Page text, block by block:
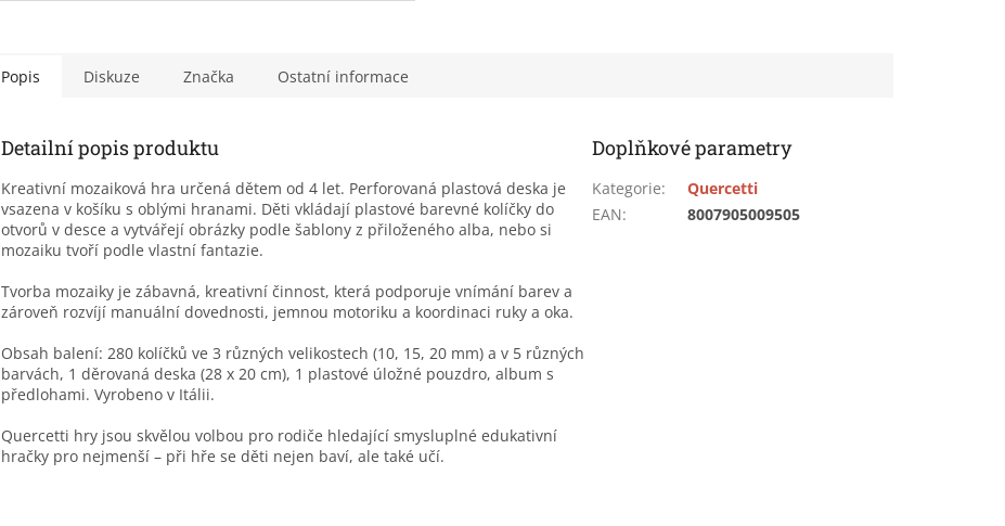
Popis Diskuze Značka Ostatní informace
Detailní popis produktu
Kreativní mozaiková hra určená dětem od 4 let. Perforovaná plastová deska je
vsazena v košíku s oblými hranami. Děti vkládají plastové barevné kolíčky do
otvorů v desce a vytvářejí obrázky podle šablony z přiloženého alba, nebo si
mozaiku tvoří podle vlastní fantazie.
Tvorba mozaiky je zábavná, kreativní činnost, která podporuje vnímání barev a
zároveň rozvíjí manuální dovednosti, jemnou motoriku a koordinaci ruky a oka.
Obsah balení: 280 kolíčků ve 3 různých velikostech (10, 15, 20 mm) a v 5 různých
barvách, 1 děrovaná deska (28 x 20 cm), 1 plastové úložné pouzdro, album s
předlohami. Vyrobeno v Itálii.
Quercetti hry jsou skvělou volbou pro rodiče hledající smysluplné edukativní
hračky pro nejmenší – při hře se děti nejen baví, ale také učí.
Doplňkové parametry
Kategorie:
Quercetti
EAN: 8007905009505